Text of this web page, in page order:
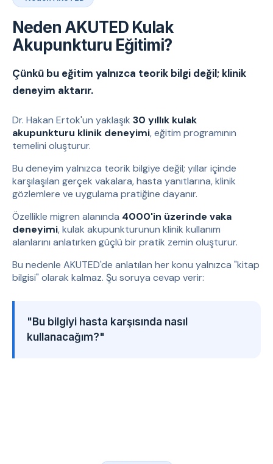
Neden AKUTED Kulak
Akupunkturu Eğitimi?
Çünkü bu eğitim yalnızca teorik bilgi değil; klinik
deneyim aktarır.
Dr. Hakan Ertok'un yaklaşık 30 yıllık kulak
akupunkturu klinik deneyimi, eğitim programının
temelini oluşturur.
Bu deneyim yalnızca teorik bilgiye değil; yıllar içinde
karşılaşılan gerçek vakalara, hasta yanıtlarına, klinik
gözlemlere ve uygulama pratiğine dayanır.
Özellikle migren alanında 4000'in üzerinde vaka
deneyimi, kulak akupunkturunun klinik kullanım
alanlarını anlatırken güçlü bir pratik zemin oluşturur.
Bu nedenle AKUTED'de anlatılan her konu yalnızca "kitap
bilgisi" olarak kalmaz. Şu soruya cevap verir:
"Bu bilgiyi hasta karşısında nasıl
kullanacağım?"